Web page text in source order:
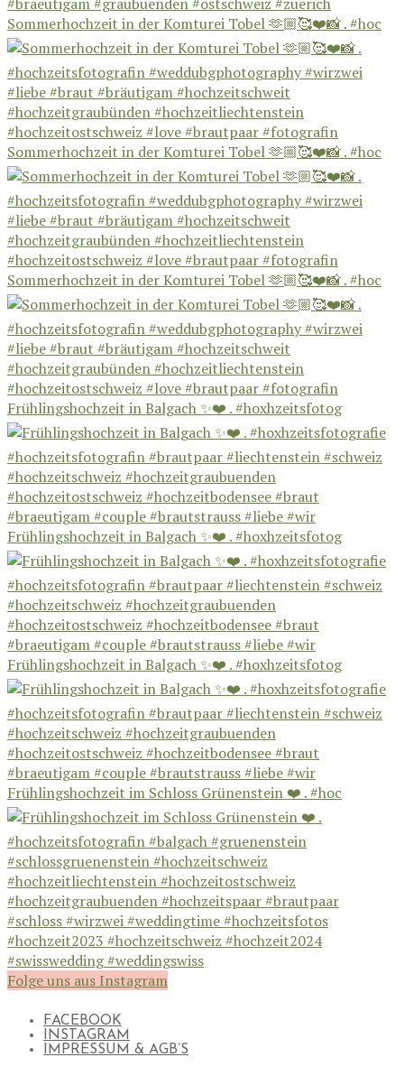
Sommerhochzeit in der Komturei Tobel 🫶🏼🥰❤️📸 . #hoc
Sommerhochzeit in der Komturei Tobel 🫶🏼🥰❤️📸 . #hoc
Sommerhochzeit in der Komturei Tobel 🫶🏼🥰❤️📸 . #hoc
Frühlingshochzeit in Balgach ✨❤️ . #hoxhzeitsfotog
Frühlingshochzeit in Balgach ✨❤️ . #hoxhzeitsfotog
Frühlingshochzeit in Balgach ✨❤️ . #hoxhzeitsfotog
Frühlingshochzeit im Schloss Grünenstein ❤️ . #hoc
Folge uns aus Instagram
FACEBOOK
INSTAGRAM
IMPRESSUM & AGB’S